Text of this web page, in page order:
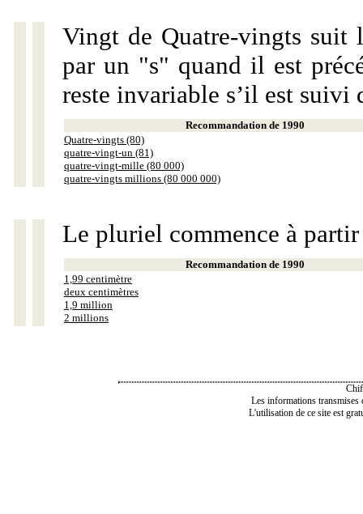
Vingt de Quatre-vingts suit
par un "s" quand il est
reste invariable s’il est suivi
Recommandation de 1990
Quatre-vingts (80)
quatre-vingt-un (81)
quatre-vingt-mille (80 000)
quatre-vingts millions (80 000 000)
Le pluriel commence à
Recommandation de 1990
1,99 centimètre
deux centimètres
1,9 million
2 millions
Les informations transmises
L'utilisation de ce site est